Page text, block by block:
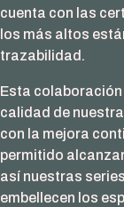
cuenta con las
los más altos
trazabilidad.
Esta
calidad de
con la mejora
permitido
así nuestras
embellecen los